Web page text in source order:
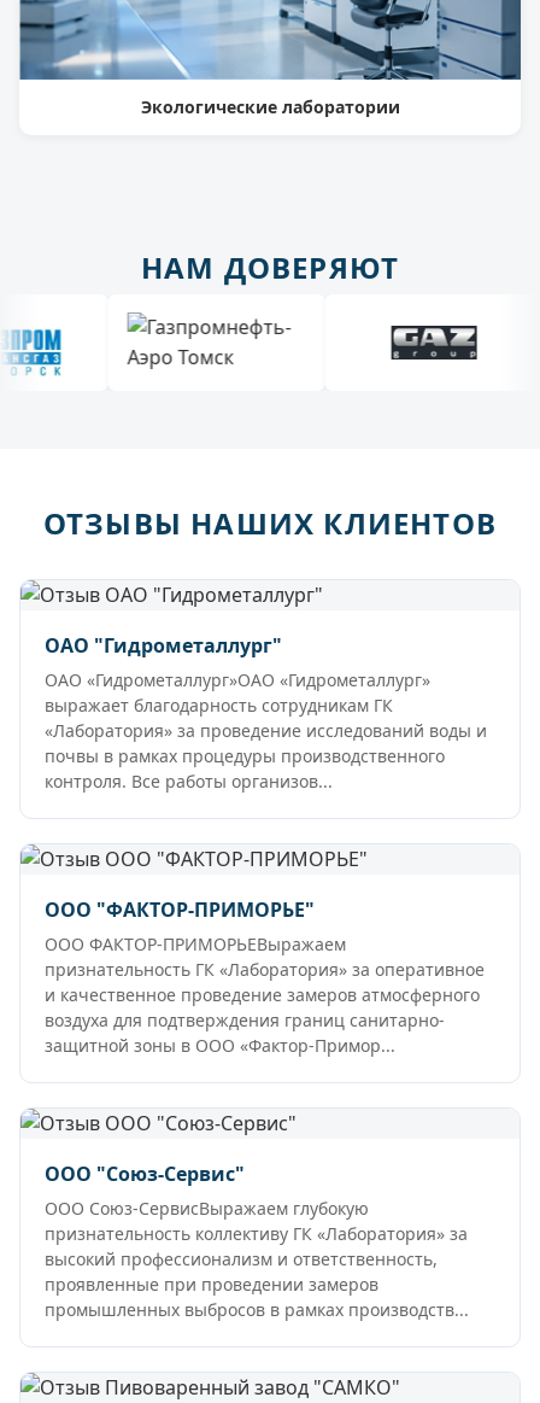
Экологические лаборатории
НАМ ДОВЕРЯЮТ
ОТЗЫВЫ НАШИХ КЛИЕНТОВ
ОАО "Гидрометаллург"
ОАО «Гидрометаллург»ОАО «Гидрометаллург»
выражает благодарность сотрудникам ГК
«Лаборатория» за проведение исследований воды и
почвы в рамках процедуры производственного
контроля. Все работы организов...
ООО "ФАКТОР-ПРИМОРЬЕ"
ООО ФАКТОР-ПРИМОРЬЕВыражаем
признательность ГК «Лаборатория» за оперативное
и качественное проведение замеров атмосферного
воздуха для подтверждения границ санитарно-
защитной зоны в ООО «Фактор-Примор...
ООО "Союз-Сервис"
ООО Союз-СервисВыражаем глубокую
признательность коллективу ГК «Лаборатория» за
высокий профессионализм и ответственность,
проявленные при проведении замеров
промышленных выбросов в рамках производств...